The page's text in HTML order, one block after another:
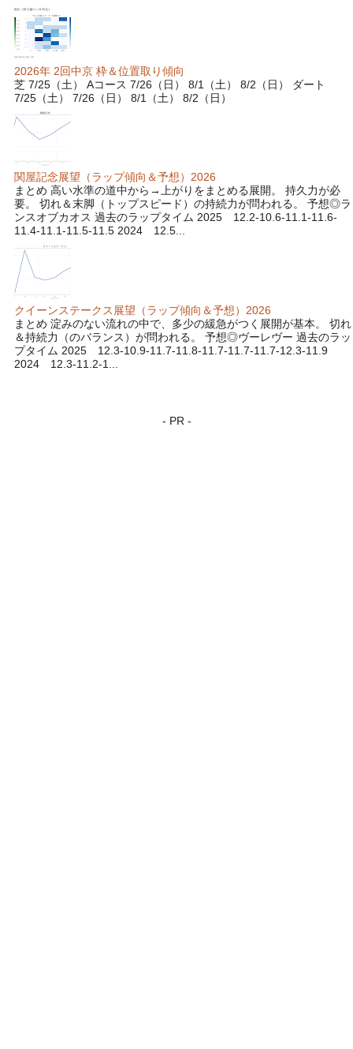
2026年 2回中京 枠＆位置取り傾向
芝 7/25（土） Aコース 7/26（日） 8/1（土） 8/2（日） ダート
7/25（土） 7/26（日） 8/1（土） 8/2（日）
関屋記念展望（ラップ傾向＆予想）2026
まとめ 高い水準の道中から→上がりをまとめる展開。 持久力が必
要。 切れ＆末脚（トップスピード）の持続力が問われる。 予想◎ラ
ンスオブカオス 過去のラップタイム 2025 12.2-10.6-11.1-11.6-
11.4-11.1-11.5-11.5 2024 12.5...
クイーンステークス展望（ラップ傾向＆予想）2026
まとめ 淀みのない流れの中で、多少の緩急がつく展開が基本。 切れ
＆持続力（のバランス）が問われる。 予想◎ヴーレヴー 過去のラッ
プタイム 2025 12.3-10.9-11.7-11.8-11.7-11.7-11.7-12.3-11.9
2024 12.3-11.2-1...
- PR -